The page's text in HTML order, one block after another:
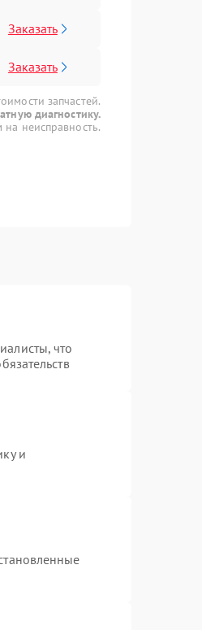
Заказать
Заказать
запчастей.
диагностику.
неисправность.
что
и